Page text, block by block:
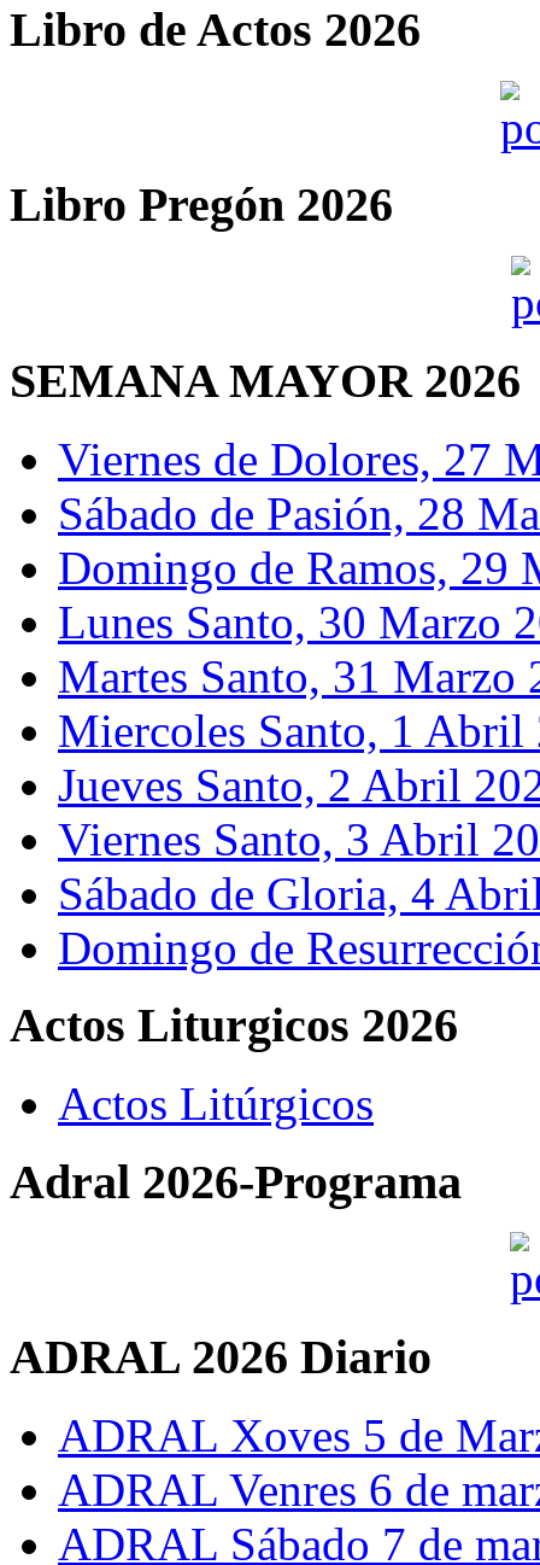
Libro de Actos 2026
Libro Pregón 2026
SEMANA MAYOR 2026
Viernes de Dolores, 27
Sábado de Pasión, 28
Domingo de Ramos, 29
Lunes Santo, 30 Marzo
Martes Santo, 31 Marzo
Miercoles Santo, 1 Abril
Jueves Santo, 2 Abril
Viernes Santo, 3 Abril
Sábado de Gloria, 4
Domingo de
Actos Liturgicos 2026
Actos Litúrgicos
Adral 2026-Programa
ADRAL 2026 Diario
ADRAL Xoves 5 de
ADRAL Venres 6 de
ADRAL Sábado 7 de